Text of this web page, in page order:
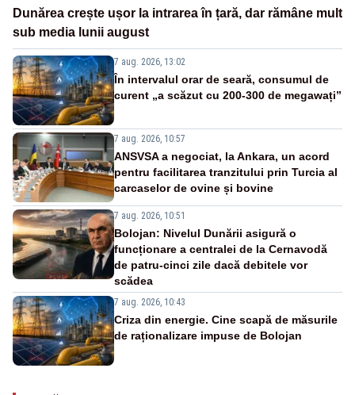
Dunărea crește ușor la intrarea în țară, dar rămâne mult
sub media lunii august
7 aug. 2026, 13:02
În intervalul orar de seară, consumul de
curent „a scăzut cu 200-300 de megawați”
7 aug. 2026, 10:57
ANSVSA a negociat, la Ankara, un acord
pentru facilitarea tranzitului prin Turcia al
carcaselor de ovine și bovine
7 aug. 2026, 10:51
Bolojan: Nivelul Dunării asigură o
funcționare a centralei de la Cernavodă
de patru-cinci zile dacă debitele vor
scădea
7 aug. 2026, 10:43
Criza din energie. Cine scapă de măsurile
de raționalizare impuse de Bolojan